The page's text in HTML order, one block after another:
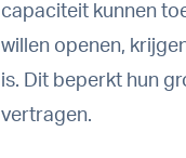
capaciteit kunnen
willen openen,
is. Dit beperkt hun
vertragen.